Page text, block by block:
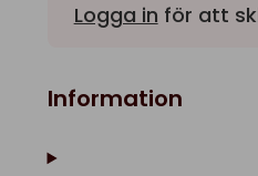
Logga in för att
Information